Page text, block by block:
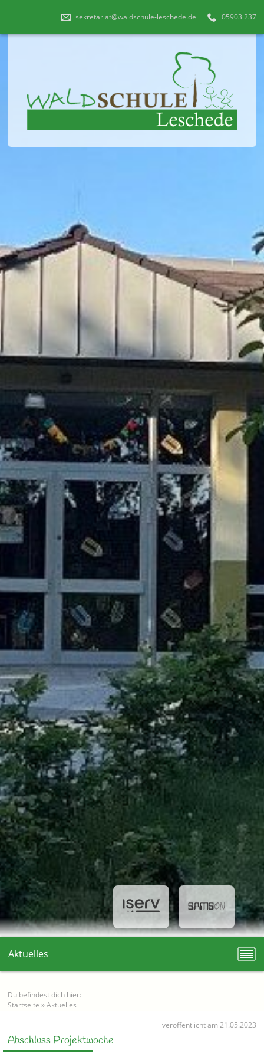
sekretariat@waldschule-leschede.de 05903 237
Aktuelles
Du befindest dich hier:
Startseite »Aktuelles
veröffentlicht am 21.05.2023
Abschluss Projektwoche